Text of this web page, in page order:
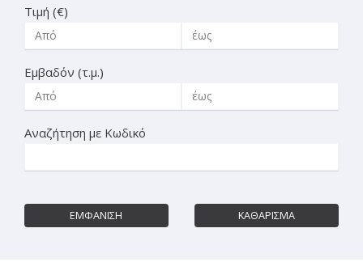
Τιμή (€)
Εμβαδόν (τ.μ.)
Αναζήτηση με Κωδικό
ΕΜΦΑΝΙΣΗ ΚΑΘΑΡΙΣΜΑ